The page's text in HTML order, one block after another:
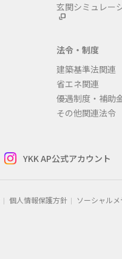
玄関シミュレー
法令・制度
建築基準法関連
省エネ関連
優遇制度・補助
その他関連法令
YKK AP公式アカウント
個人情報保護方針 ソーシャル